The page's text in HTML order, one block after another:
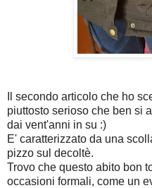
Il secondo articolo che ho
piuttosto serioso che ben si
dai vent'anni in su :)
E' caratterizzato da una
pizzo sul decoltè.
Trovo che questo abito bon
occasioni formali, come un